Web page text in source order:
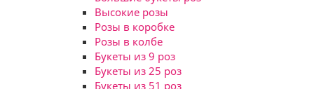
Высокие розы
Розы в коробке
Розы в колбе
Букеты из 9 роз
Букеты из 25 роз
Букеты из 51 роз